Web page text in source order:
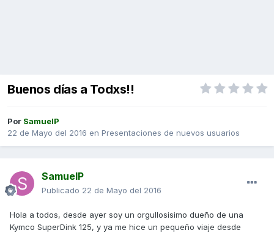
Buenos días a Todxs!!
Por SamuelP
22 de Mayo del 2016 en Presentaciones de nuevos usuarios
SamuelP
Publicado 22 de Mayo del 2016
Hola a todos, desde ayer soy un orgullosisimo dueño de una
Kymco SuperDink 125, y ya me hice un pequeño viaje desde